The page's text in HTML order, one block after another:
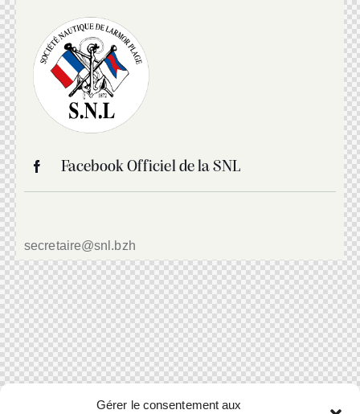
Gérer le consentement aux
Facebook Officiel de la SNL
secretaire@snl.bzh